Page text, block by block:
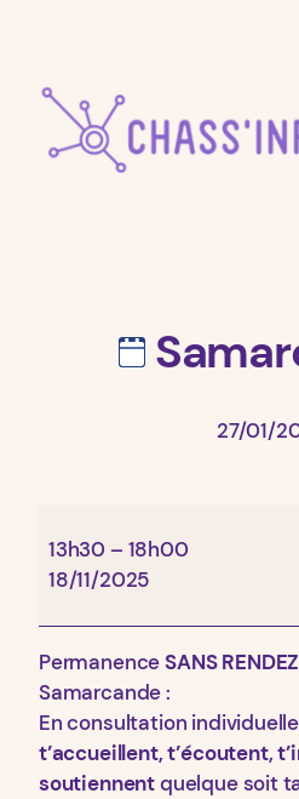
contenu
27/01/
13h30 – 18h00
18/11/2025
PermanenceSANS
Samarcande :
En consultation
t’accueillent, t’écoutent,
soutiennentquelque soit